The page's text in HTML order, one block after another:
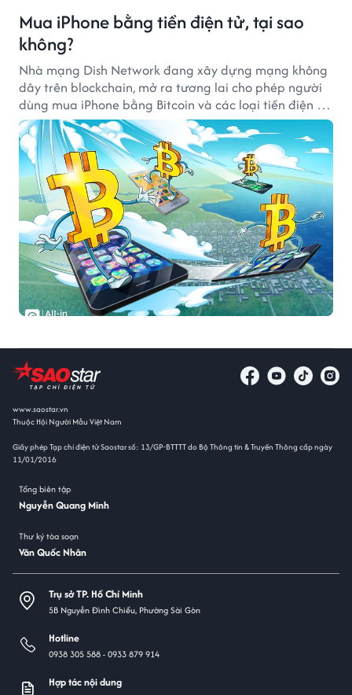
Mua iPhone bằng tiền điện tử, tại sao
không?
Nhà mạng Dish Network đang xây dựng mạng không
dây trên blockchain, mở ra tương lai cho phép người
dùng mua iPhone bằng Bitcoin và các loại tiền điện tử
khác.
www.saostar.vn
Thuộc Hội Người Mẫu Việt Nam
Giấy phép Tạp chí điện tử Saostar số: 13/GP-BTTTT do Bộ Thông tin & Truyền Thông cấp ngày
11/01/2016
Tổng biên tập
Nguyễn Quang Minh
Thư ký tòa soạn
Văn Quốc Nhân
Trụ sở TP. Hồ Chí Minh
5B Nguyễn Đình Chiểu, Phường Sài Gòn
Hotline
0938 305 588 -0933 879 914
Hợp tác nội dung